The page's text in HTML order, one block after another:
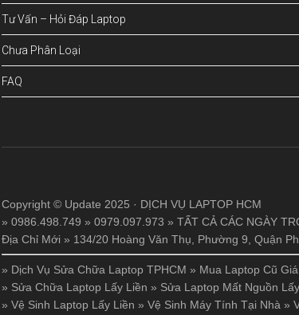
Tư Vấn – Hỏi Đáp Laptop
Chưa Phân Loại
FAQ
Copyright © Update 2025 · DỊCH VỤ LAPTOP HCM
» 0986.498.749 » 0979.097.973 » TẤT CẢ CÁC NGÀY
Địa Chỉ Mới » 134/20 Hoàng Văn Thụ, Phường 9, Quận
» Dịch Vụ Sửa Chữa Laptop TPHCM » Mua Laptop Cũ
» Sửa Chữa Laptop Lấy Liền » Sửa Laptop Mất Nguồn
» Vệ Sinh Laptop Lấy Liền » Vệ Sinh Máy Tính Tại Nhà »